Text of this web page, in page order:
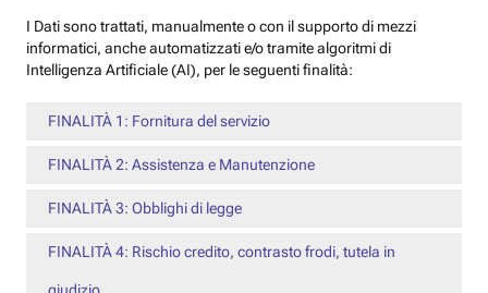
I Dati sono trattati, manualmente o con il supporto di mezzi
informatici, anche automatizzati e/o tramite algoritmi di
Intelligenza Artificiale (AI), per le seguenti finalità:
FINALITÀ 1: Fornitura del servizio
FINALITÀ 2: Assistenza e Manutenzione
FINALITÀ 3: Obblighi di legge
FINALITÀ 4: Rischio credito, contrasto frodi, tutela in